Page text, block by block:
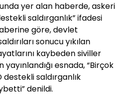
yer alan haberde, askeri
saldırganlık” ifadesi
göre, devlet
sonucu yıkılan
kaybeden siviller
esnada, “Birçok
destekli saldırganlık
denildi.